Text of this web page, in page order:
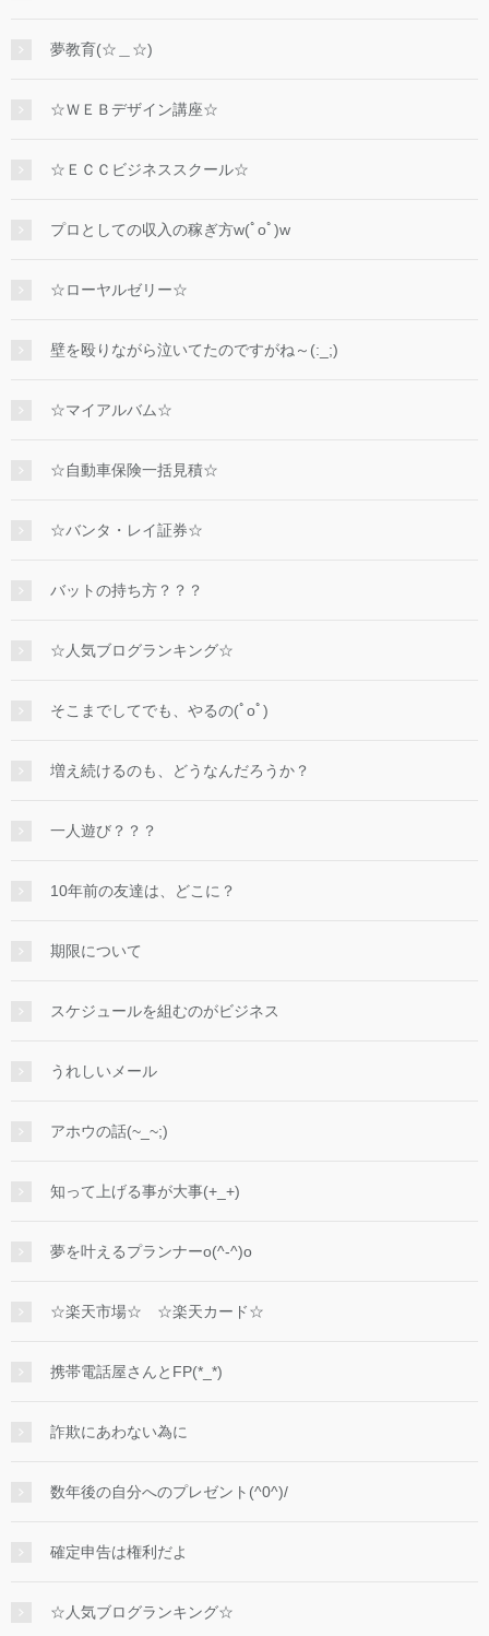
夢教育(☆＿☆)
☆ＷＥＢデザイン講座☆
☆ＥＣＣビジネススクール☆
プロとしての収入の稼ぎ方w(ﾟoﾟ)w
☆ローヤルゼリー☆
壁を殴りながら泣いてたのですがね～(:_;)
☆マイアルバム☆
☆自動車保険一括見積☆
☆バンタ・レイ証券☆
バットの持ち方？？？
☆人気ブログランキング☆
そこまでしてでも、やるの(ﾟoﾟ)
増え続けるのも、どうなんだろうか？
一人遊び？？？
10年前の友達は、どこに？
期限について
スケジュールを組むのがビジネス
うれしいメール
アホウの話(~_~;)
知って上げる事が大事(+_+)
夢を叶えるプランナーo(^-^)o
☆楽天市場☆ ☆楽天カード☆
携帯電話屋さんとFP(*_*)
詐欺にあわない為に
数年後の自分へのプレゼント(^0^)/
確定申告は権利だよ
☆人気ブログランキング☆